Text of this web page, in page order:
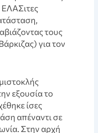
ΕΛΑΣιτες
τους
για τον
εξουσία το
ίσες
απέναντι σε
Στην αρχή